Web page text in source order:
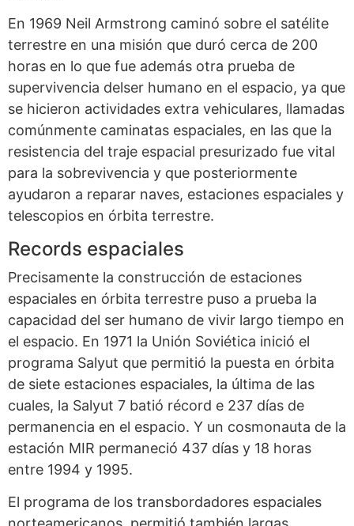
En 1969 Neil Armstrong caminó sobre el satélite
terrestre en una misión que duró cerca de 200
horas en lo que fue además otra prueba de
supervivencia delser humano en el espacio, ya que
se hicieron actividades extra vehiculares, llamadas
comúnmente caminatas espaciales, en las que la
resistencia del traje espacial presurizado fue vital
para la sobrevivencia y que posteriormente
ayudaron a reparar naves, estaciones espaciales y
telescopios en órbita terrestre.
Records espaciales
Precisamente la construcción de estaciones
espaciales en órbita terrestre puso a prueba la
capacidad del ser humano de vivir largo tiempo en
el espacio. En 1971 la Unión Soviética inició el
programa Salyut que permitió la puesta en órbita
de siete estaciones espaciales, la última de las
cuales, la Salyut 7 batió récord e 237 días de
permanencia en el espacio. Y un cosmonauta de la
estación MIR permaneció 437 días y 18 horas
entre 1994 y 1995.
El programa de los transbordadores espaciales